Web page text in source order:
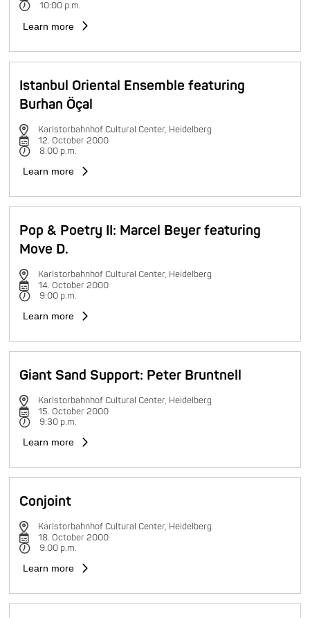
10:00 p.m.
Learn more
Istanbul Oriental Ensemble featuring
Burhan Öçal
Karlstorbahnhof Cultural Center, Heidelberg
12. October 2000
8:00 p.m.
Learn more
Pop & Poetry II: Marcel Beyer featuring
Move D.
Karlstorbahnhof Cultural Center, Heidelberg
14. October 2000
9:00 p.m.
Learn more
Giant Sand Support: Peter Bruntnell
Karlstorbahnhof Cultural Center, Heidelberg
15. October 2000
9:30 p.m.
Learn more
Conjoint
Karlstorbahnhof Cultural Center, Heidelberg
18. October 2000
9:00 p.m.
Learn more